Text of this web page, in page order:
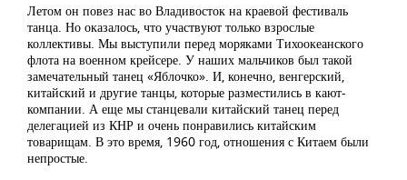
Летом он повез нас во Владивосток на краевой фестиваль
танца. Но оказалось, что участвуют только взрослые
коллективы. Мы выступили перед моряками Тихоокеанского
флота на военном крейсере. У наших мальчиков был такой
замечательный танец «Яблочко». И, конечно, венгерский,
китайский и другие танцы, которые разместились в кают-
компании. А еще мы станцевали китайский танец перед
делегацией из КНР и очень понравились китайским
товарищам. В это время, 1960 год, отношения с Китаем были
непростые.